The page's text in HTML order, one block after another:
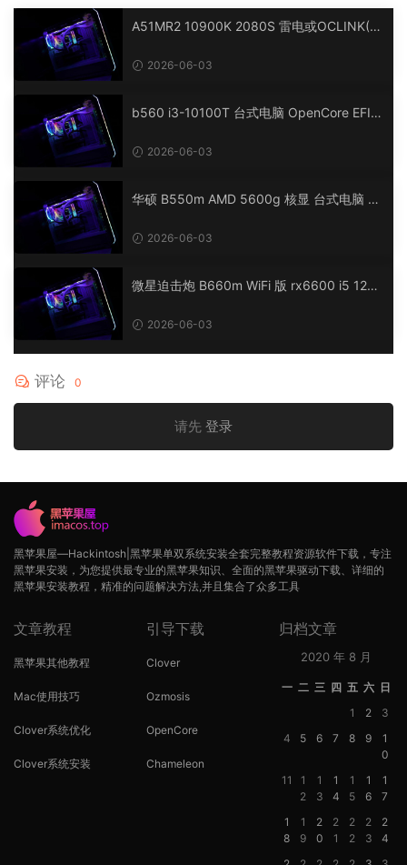
A51MR2 10900K 2080S 雷电或OCLINK(R
macOS Hackintosh
2026-06-03
b560 i3-10100T 台式电脑 OpenCore EFI
2026-06-03
华硕 B550m AMD 5600g 核显 台式电脑 O
2026-06-03
微星迫击炮 B660m WiFi 版 rx6600 i5 1240
ackintosh
2026-06-03
评论 0
请先 登录
黑苹果屋—Hackintosh|黑苹果单双系统安装全套完整教程资源软件下载，专注
黑苹果安装，为您提供最专业的黑苹果知识、全面的黑苹果驱动下载、详细的
黑苹果安装教程，精准的问题解决方法,并且集合了众多工具
文章教程
黑苹果其他教程
Mac使用技巧
Clover系统优化
Clover系统安装
引导下载
Clover
Ozmosis
OpenCore
Chameleon
归档文章
2020 年 8 月
一 二 三 四 五 六 日
1
2
3
4
5 6 7 8 9
1
0
11
1
2
1
3
1
4
1
5
1
6
1
7
1
8
1
9
2
0
2
1
2
2
2
3
2
4